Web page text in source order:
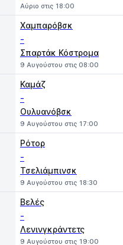
Αύριο στις 18:00
Χαμπαρόβσκ
-
Σπαρτάκ Κόστρομα
9 Αυγούστου στις 08:00
Καμάζ
-
Ουλυανόβσκ
9 Αυγούστου στις 17:00
Ρότορ
-
Τσελιάμπινσκ
9 Αυγούστου στις 18:30
Βελές
-
Λενινγκράντετς
9 Αυγούστου στις 19:00